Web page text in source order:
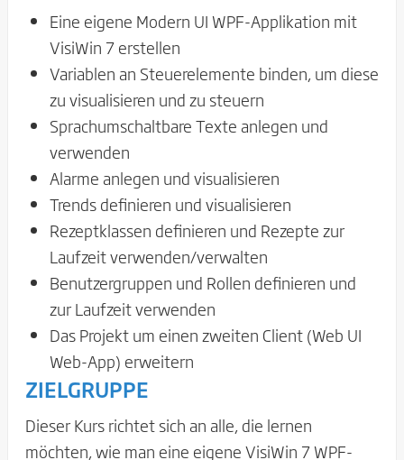
Eine eigene Modern UI WPF-Applikation mit
VisiWin 7 erstellen
Variablen an Steuerelemente binden, um diese
zu visualisieren und zu steuern
Sprachumschaltbare Texte anlegen und
verwenden
Alarme anlegen und visualisieren
Trends definieren und visualisieren
Rezeptklassen definieren und Rezepte zur
Laufzeit verwenden/verwalten
Benutzergruppen und Rollen definieren und
zur Laufzeit verwenden
Das Projekt um einen zweiten Client (Web UI
Web-App) erweitern
ZIELGRUPPE
Dieser Kurs richtet sich an alle, die lernen
möchten, wie man eine eigene VisiWin 7 WPF-